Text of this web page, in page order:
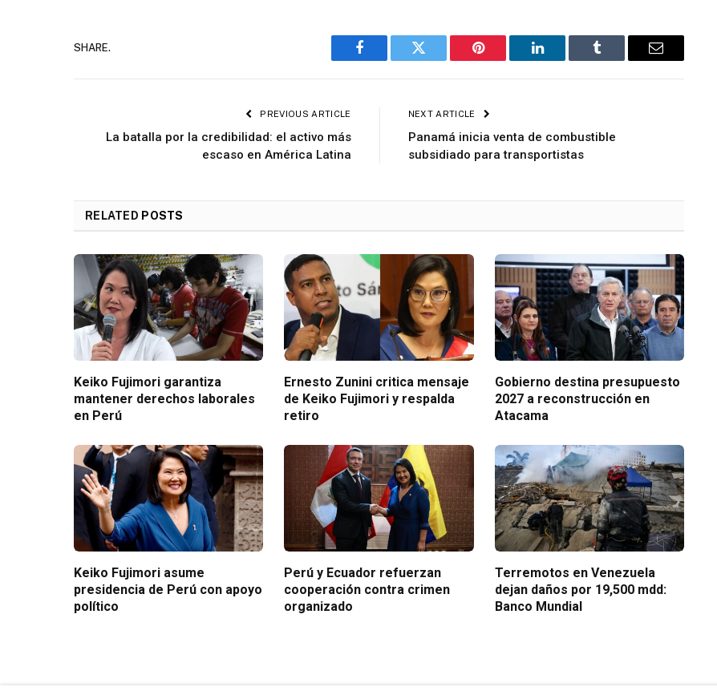
SHARE.
Facebook Twitter Pinterest LinkedIn Tumblr Email
PREVIOUS ARTICLE
La batalla por la credibilidad: el activo más
escaso en América Latina
NEXT ARTICLE
Panamá inicia venta de combustible
subsidiado para transportistas
RELATED POSTS
Keiko Fujimori garantiza
mantener derechos laborales
en Perú
Ernesto Zunini critica mensaje
de Keiko Fujimori y respalda
retiro
Gobierno destina presupuesto
2027 a reconstrucción en
Atacama
Keiko Fujimori asume
presidencia de Perú con apoyo
político
Perú y Ecuador refuerzan
cooperación contra crimen
organizado
Terremotos en Venezuela
dejan daños por 19,500 mdd:
Banco Mundial